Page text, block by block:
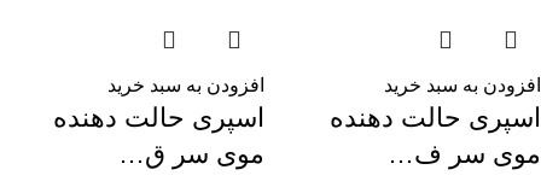
افزودن به سبد خرید
اسپری حالت دهنده
موی سر ف…
افزودن به سبد خرید
اسپری حالت دهنده
موی سر ق…